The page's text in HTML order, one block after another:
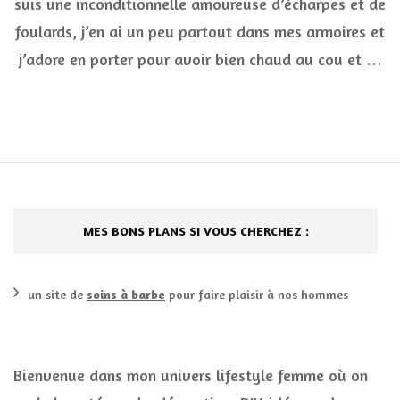
foulards, j’en ai un peu partout dans mes armoires et
j’adore en porter pour avoir bien chaud au cou et …
MES BONS PLANS SI VOUS CHERCHEZ :
un site de soins à barbe pour faire plaisir à nos hommes
Bienvenue dans mon univers lifestyle femme où on